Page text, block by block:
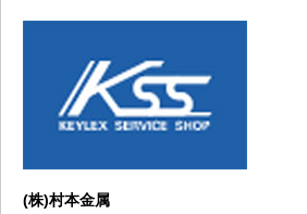
(株)村本金属